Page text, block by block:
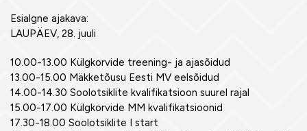
Esialgne ajakava:
LAUPÄEV, 28. juuli
10.00-13.00 Külgkorvide treening- ja ajasõidud
13.00-15.00 Mäkketõusu Eesti MV eelsõidud
14.00-14.30 Soolotsiklite kvalifikatsioon suurel rajal
15.00-17.00 Külgkorvide MM kvalifikatsioonid
17.30-18.00 Soolotsiklite I start